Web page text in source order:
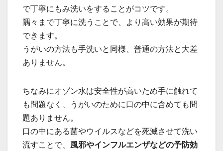
で丁寧にもみ洗いをすることがコツです。
隅々まで丁寧に洗うことで、より高い効果が期待
できます。
うがいの方法も手洗いと同様、普通の方法と大差
ありません。
ちなみにオゾン水は安全性が高いため手に触れて
も問題なく、うがいのために口の中に含めても問
題ありません。
口の中にある菌やウイルスなどを死滅させて洗い
流すことで、 風邪やインフルエンザなどの予防効